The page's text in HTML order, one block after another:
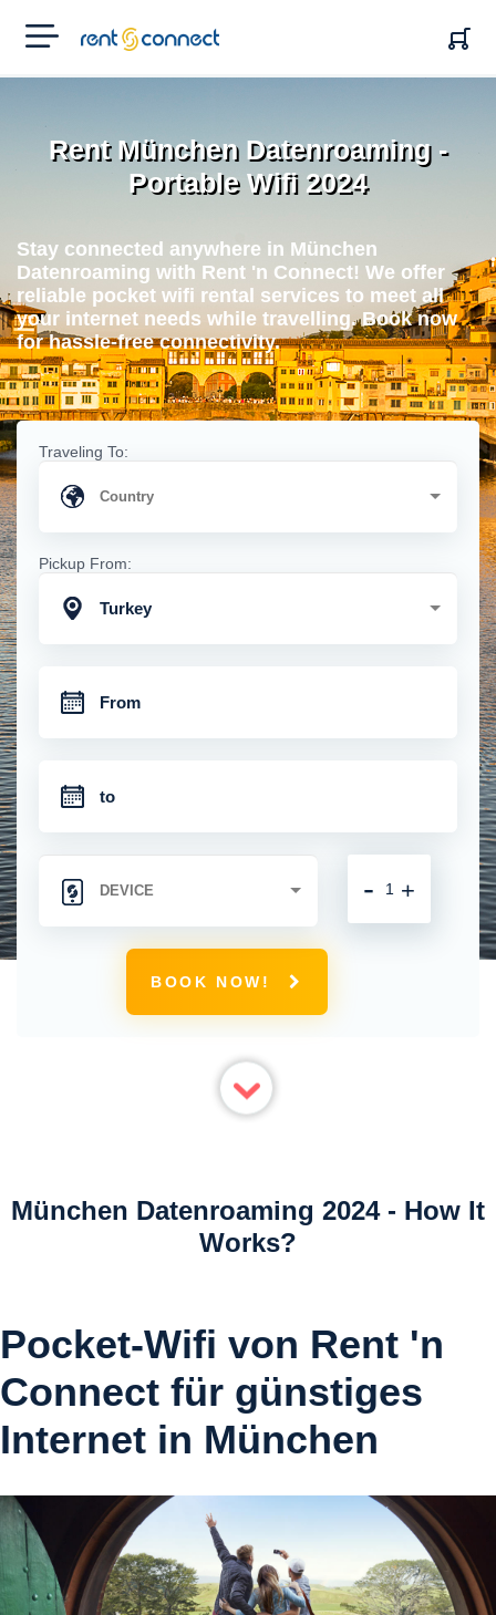
RENT'N
CONNECT
Rent München Datenroaming -
Portable Wifi 2024
Stay connected anywhere in München
Datenroaming with Rent 'n Connect! We offer
reliable pocket wifi rental services to meet all
your internet needs while travelling. Book now
for hassle-free connectivity.
Traveling To:
Pickup From:
Turkey
+
-
BOOK NOW!
München Datenroaming 2024 - How It
Works?
Pocket-Wifi von Rent 'n
Connect für günstiges
Internet in München